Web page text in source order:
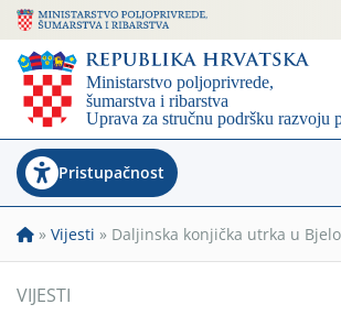
Pristupačnost
» Vijesti » Daljinska konjička utrka u
VIJESTI